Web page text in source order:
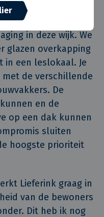
kijken. Tot nu
glazen
in deze wijk. We
glazen overkapping
in een leslokaal. Je
de verschillende
De
en de
op een dak kunnen
sluiten
hoogste prioriteit
Lieferink graag in
van de bewoners
Dit heb ik nog